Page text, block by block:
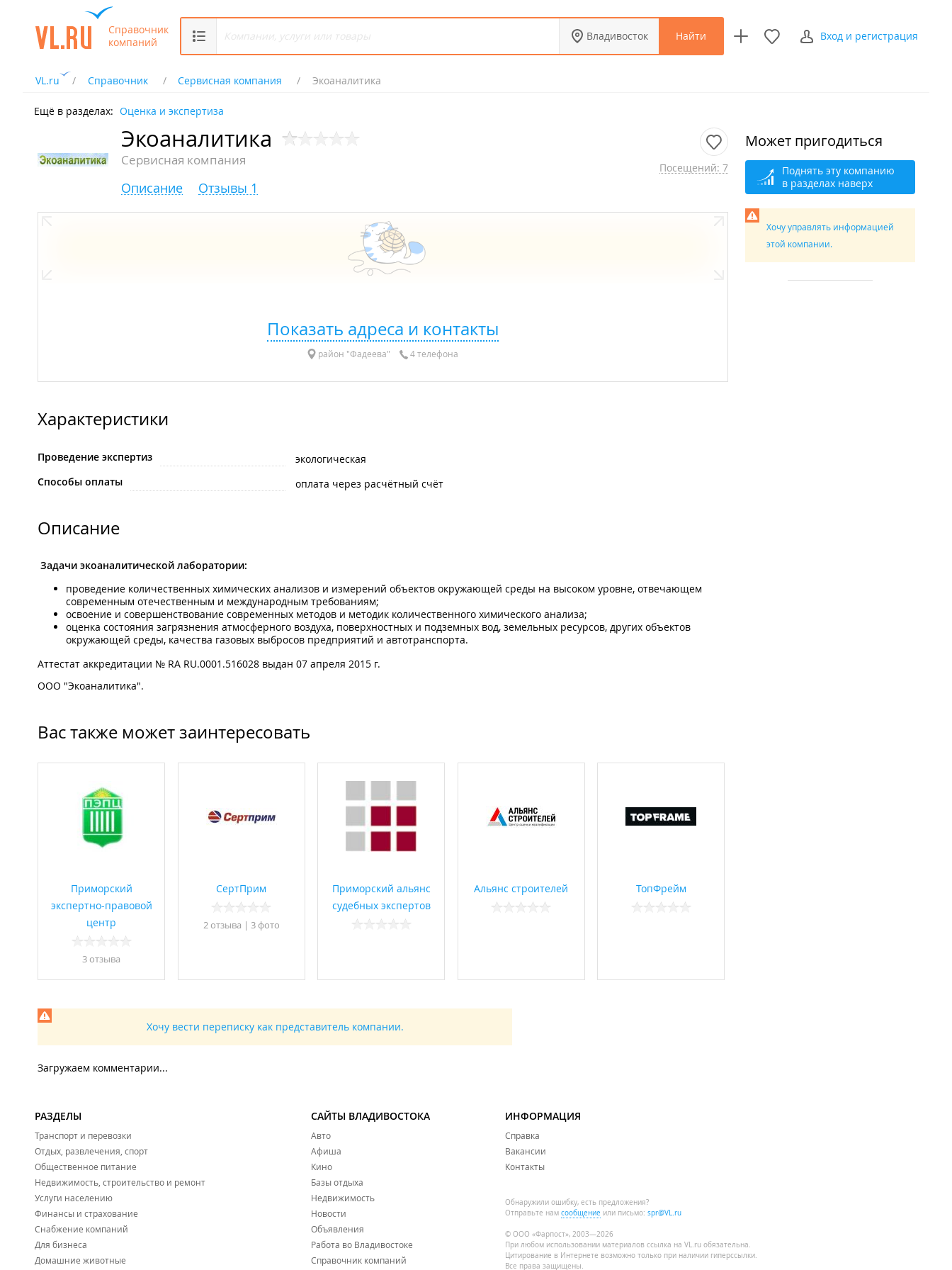
Справочник
компаний
Владивосток Найти Вход и регистрация
VL.ru Справочник Сервисная компания Экоаналитика
Ещё в разделах: Оценка и экспертиза
Экоаналитика
Сервисная компания Посещений: 7
Описание Отзывы 1
Показать адреса и контакты
район "Фадеева" 4 телефона
Характеристики
Проведение экспертиз
экологическая
Способы оплаты
оплата через расчётный счёт
Описание
Задачи экоаналитической лаборатории:
проведение количественных химических анализов и измерений объектов окружающей среды на высоком уровне, отвечающем
современным отечественным и международным требованиям;
освоение и совершенствование современных методов и методик количественного химического анализа;
оценка состояния загрязнения атмосферного воздуха, поверхностных и подземных вод, земельных ресурсов, других объектов
окружающей среды, качества газовых выбросов предприятий и автотранспорта.
Аттестат аккредитации № RA RU.0001.516028 выдан 07 апреля 2015 г.
ООО "Экоаналитика".
Вас также может заинтересовать
Приморский
экспертно-правовой
центр
3 отзывa
СертПрим
2 отзывa | 3 фото
Приморский альянс
судебных экспертов
Альянс строителей ТопФрейм
Хочу вести переписку как представитель компании.
Загружаем комментарии...
Может пригодиться
Поднять эту компанию
в разделах наверх
Хочу управлять информацией
этой компании.
РАЗДЕЛЫ
Транспорт и перевозки
Отдых, развлечения, спорт
Общественное питание
Недвижимость, строительство и ремонт
Услуги населению
Финансы и страхование
Снабжение компаний
Для бизнеса
Домашние животные
САЙТЫ ВЛАДИВОСТОКА
Авто
Афиша
Кино
Базы отдыха
Недвижимость
Новости
Объявления
Работа во Владивостоке
Справочник компаний
ИНФОРМАЦИЯ
Справка
Вакансии
Контакты
Обнаружили ошибку, есть предложения?
Отправьте нам сообщение или письмо: spr@VL.ru
© ООО «Фарпост», 2003—2026
При любом использовании материалов ссылка на VL.ru обязательна.
Цитирование в Интернете возможно только при наличии гиперссылки.
Все права защищены.